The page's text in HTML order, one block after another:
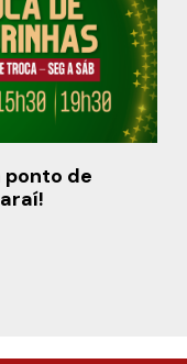
ponto de